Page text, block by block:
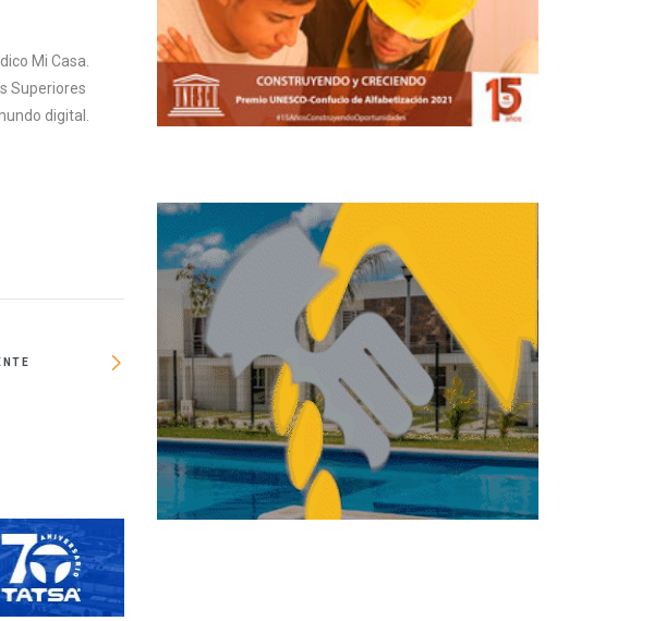
Mi Casa.
Superiores
digital.
Proponen limitar construcción de
estacionamientos